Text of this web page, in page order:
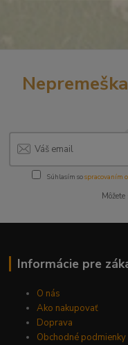
Súhlasím sospracovaním
Informácie pre
O nás
Ako nakupovať
Doprava
Obchodné podmienky